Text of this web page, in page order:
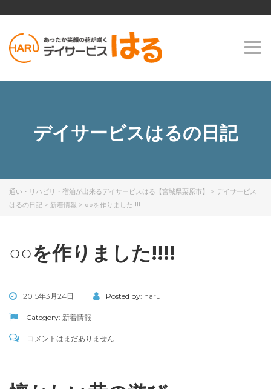
デイサービスはるの日記
通い・リハビリ・宿泊が出来るデイサービスはる【宮城県栗原市】 > デイサービス
はるの日記 > 新着情報 > ○○を作りました!!!!
○○を作りました!!!!
2015年3月24日 Posted by: haru
Category: 新着情報
コメントはまだありません